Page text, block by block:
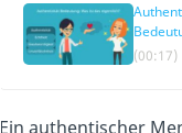
das
(00:17)
Ein authentischer